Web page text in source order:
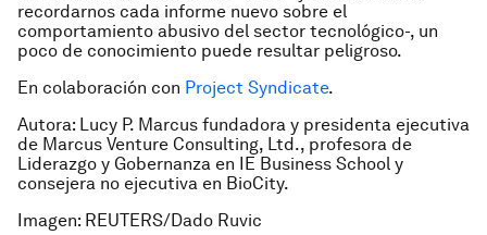
recordarnos cada informe nuevo sobre el
comportamiento abusivo del sector tecnológico-, un
poco de conocimiento puede resultar peligroso.
En colaboración con Project Syndicate.
Autora: Lucy P. Marcus fundadora y presidenta ejecutiva
de Marcus Venture Consulting, Ltd., profesora de
Liderazgo y Gobernanza en IE Business School y
consejera no ejecutiva en BioCity.
Imagen: REUTERS/Dado Ruvic